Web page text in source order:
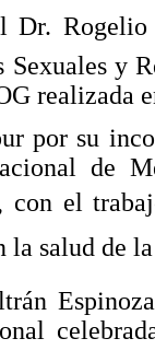
Dr.
Sexuales y
realizada
por su
de
con el
salud de la